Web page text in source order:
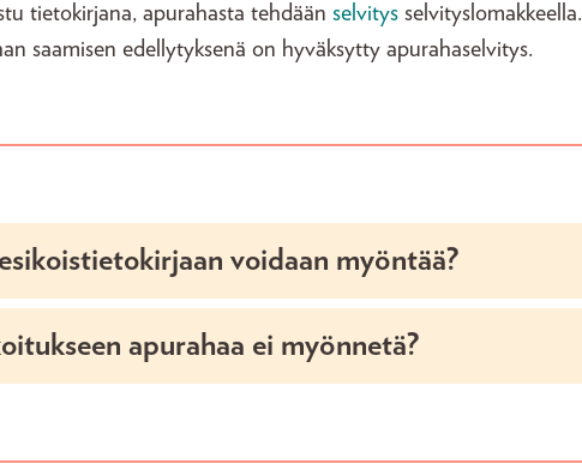
tietokirjana, apurahasta tehdään selvitys selvityslomakkeella.
saamisen edellytyksenä on hyväksytty apurahaselvitys.
voidaan myöntää?
apurahaa ei myönnetä?